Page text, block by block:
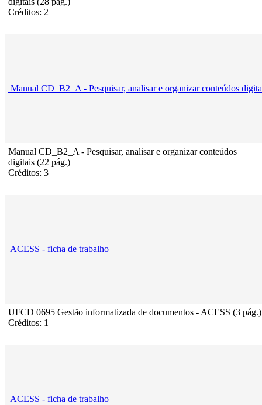
Créditos: 2
Manual CD_B2_A - Pesquisar, analisar e organizar conteúdos
Manual CD_B2_A - Pesquisar, analisar e organizar conteúdos
digitais (22 pág.)
Créditos: 3
ACESS - ficha de trabalho
UFCD 0695 Gestão informatizada de documentos - ACESS (3 pág.)
Créditos: 1
ACESS - ficha de trabalho